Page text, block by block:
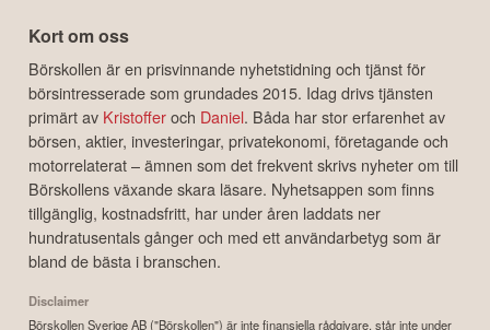
Kort om oss
Börskollen är en prisvinnande nyhetstidning och tjänst för
börsintresserade som grundades 2015. Idag drivs tjänsten
primärt av Kristofferoch Daniel. Båda har stor erfarenhet av
börsen, aktier, investeringar, privatekonomi, företagande och
motorrelaterat – ämnen som det frekvent skrivs nyheter om till
Börskollens växande skara läsare. Nyhetsappen som finns
tillgänglig, kostnadsfritt, har under åren laddats ner
hundratusentals gånger och med ett användarbetyg som är
bland de bästa i branschen.
Disclaimer
Börskollen Sverige AB ("Börskollen") är inte finansiella rådgivare, står inte under